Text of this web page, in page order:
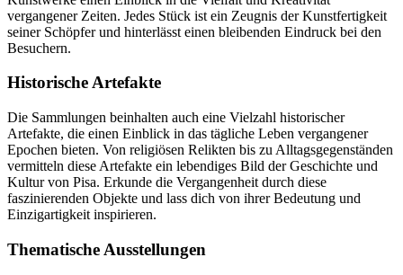
vergangener Zeiten. Jedes Stück ist ein Zeugnis der Kunstfertigkeit
seiner Schöpfer und hinterlässt einen bleibenden Eindruck bei den
Besuchern.
Historische Artefakte
Die Sammlungen beinhalten auch eine Vielzahl historischer
Artefakte, die einen Einblick in das tägliche Leben vergangener
Epochen bieten. Von religiösen Relikten bis zu Alltagsgegenständen
vermitteln diese Artefakte ein lebendiges Bild der Geschichte und
Kultur von Pisa. Erkunde die Vergangenheit durch diese
faszinierenden Objekte und lass dich von ihrer Bedeutung und
Einzigartigkeit inspirieren.
Thematische Ausstellungen